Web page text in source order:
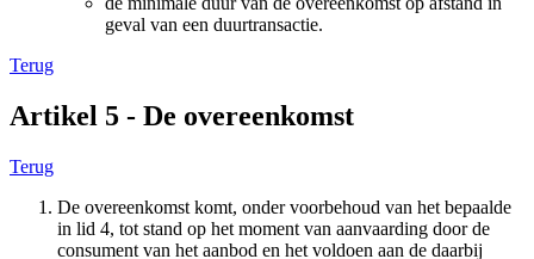
geval van een duurtransactie.
Terug
Artikel 5 - De overeenkomst
Terug
De overeenkomst komt, onder voorbehoud van het bepaalde
in lid 4, tot stand op het moment van aanvaarding door de
consument van het aanbod en het voldoen aan de daarbij